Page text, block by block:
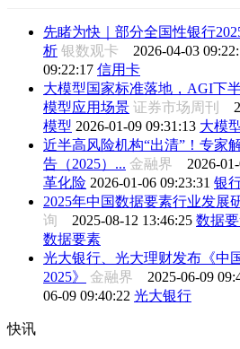
先睹为快｜部分全国性银行
析 银数观卡 2026-04-03
09:22:17 信用卡
大模型国家标准落地，AGI下
模型应用场景 证券市场周刊
模型 2026-01-09 09:31:13 大模
近半高风险机构“出清”！专家
告（2025）... 金融界 2026-
革化险 2026-01-06 09:23:31 银
2025年中国数据要素行业发展
询 2025-08-12 13:46:25 数据
数据要素
光大银行、光大理财发布《中
2025》
金融界 2025-06-09
06-09 09:40:22 光大银行
快讯